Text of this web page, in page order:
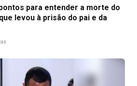
para entender a morte do
levou à prisão do pai e da